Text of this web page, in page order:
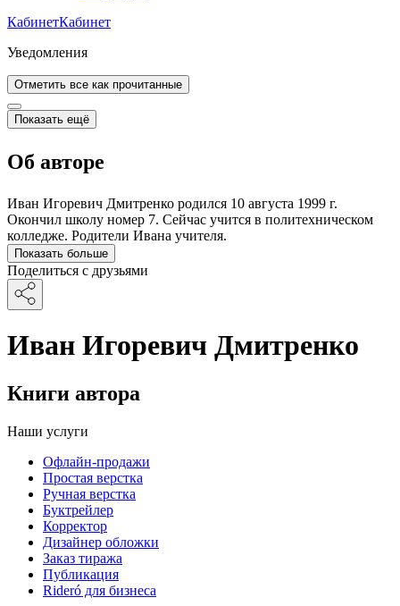
КабинетКабинет
Уведомления
Отметить все как прочитанные
Показать ещё
Об авторе
Иван Игоревич Дмитренко родился 10 августа 1999 г.
Окончил школу номер 7. Сейчас учится в политехническом
колледже. Родители Ивана учителя.
Показать больше
Поделиться с друзьями
Иван Игоревич Дмитренко
Книги автора
Наши услуги
Офлайн-продажи
Простая верстка
Ручная верстка
Буктрейлер
Корректор
Дизайнер обложки
Заказ тиража
Публикация
Rideró для бизнеса